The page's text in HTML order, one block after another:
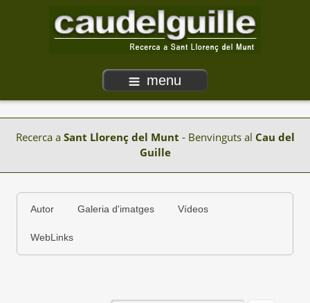
menu
Recerca a Sant Llorenç del Munt - Benvinguts al Cau del
Guille
Autor Galeria d'imatges Vídeos
WebLinks